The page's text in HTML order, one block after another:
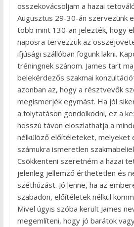
összekovácsoljam a hazai
Augusztus 29-30-án szervezünk
több mint 130-an jelezték, hogy
naposra tervezzük az
ifjúsági szállóban fogunk lakni.
tréningnek szánom. James tart
belekérdezős szakmai
azonban az, hogy a résztvevők
megismerjék egymást. Ha jól
a folytatáson gondolkodni, ez a
hosszú távon eloszlathatja a
nélkülöző előítéleteket, melyeket
számukra ismeretlen
Csökkenteni szeretném a hazai
jelenleg jellemző érthetetlen és
széthúzást. Jó lenne, ha az
szabadon, előítéletek nélkül
Mivel úgyis szóba került James
megemlíteni, hogy jó barátok